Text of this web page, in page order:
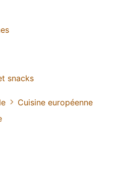
snacks
Cuisine européenne